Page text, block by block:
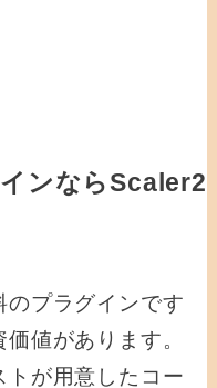
ンならScaler2
のプラグインです
値があります。
トが用意したコー